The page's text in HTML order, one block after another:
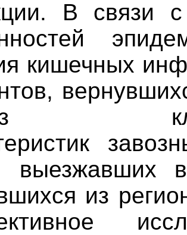
В связи с
кишечных
выезжавших
из